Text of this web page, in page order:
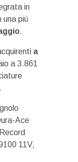
in
una più
.
a
a 3.861
Ace
11V,